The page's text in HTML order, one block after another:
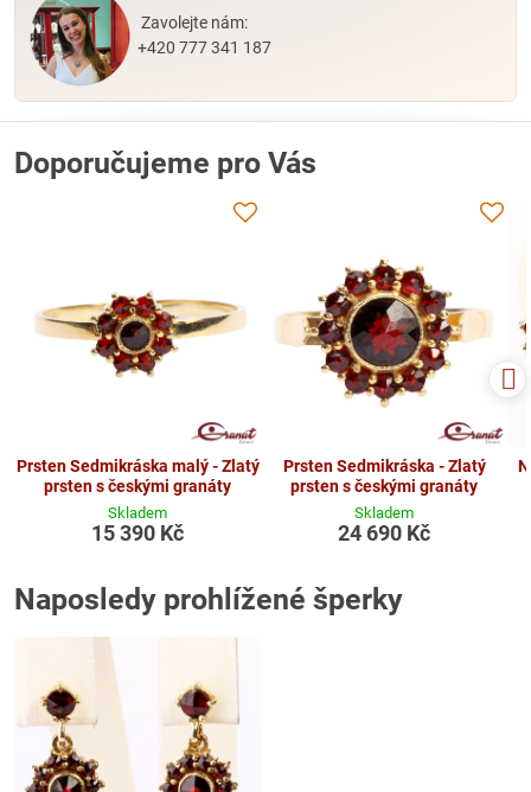
Zavolejte nám:
+420 777 341 187
Doporučujeme pro Vás
Prsten Sedmikráska malý - Zlatý
prsten s českými granáty
Skladem
15 390 Kč
Prsten Sedmikráska - Zlatý
prsten s českými granáty
Skladem
24 690 Kč
Naposledy prohlížené šperky